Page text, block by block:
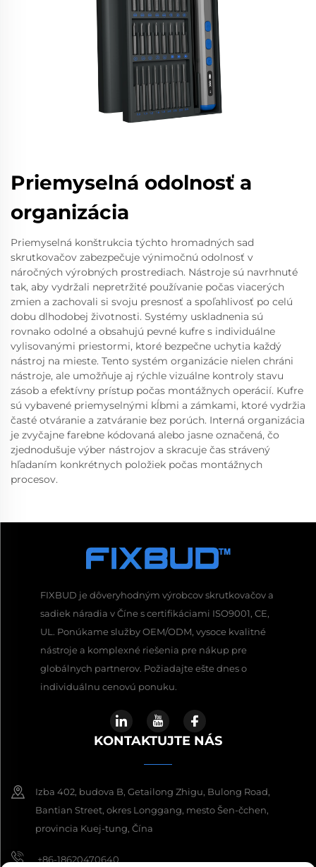
Priemyselná odolnosť a
organizácia
Priemyselná konštrukcia týchto hromadných sad
skrutkovačov zabezpečuje výnimočnú odolnosť v
náročných výrobných prostrediach. Nástroje sú navrhnuté
tak, aby vydržali nepretržité používanie počas viacerých
zmien a zachovali si svoju presnosť a spoľahlivosť po celú
dobu dlhodobej životnosti. Systémy uskladnenia sú
rovnako odolné a obsahujú pevné kufre s individuálne
vylisovanými priestormi, ktoré bezpečne uchytia každý
nástroj na mieste. Tento systém organizácie nielen chráni
nástroje, ale umožňuje aj rýchle vizuálne kontroly stavu
zásob a efektívny prístup počas montážnych operácií. Kufre
sú vybavené priemyselnými kĺbmi a zámkami, ktoré vydržia
časté otváranie a zatváranie bez porúch. Interná organizácia
je zvyčajne farebne kódovaná alebo jasne označená, čo
zjednodušuje výber nástrojov a skracuje čas strávený
hľadaním konkrétnych položiek počas montážnych
procesov.
FIXBUD je dôveryhodným výrobcov skrutkovačov a
sadiek náradia v Číne s certifikáciami ISO9001, CE,
UL. Ponúkame služby OEM/ODM, vysoce kvalitné
nástroje a komplexné riešenia pre nákup pre
globálnych partnerov. Požiadajte ešte dnes o
individuálnu cenovú ponuku.
KONTAKTUJTE NÁS
Izba 402, budova B, Getailong Zhigu, Bulong Road,
Bantian Street, okres Longgang, mesto Šen-čchen,
provincia Kuej-tung, Čína
+86-18620470640